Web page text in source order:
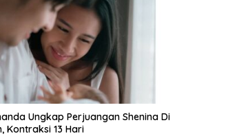
Ungkap Perjuangan Shenina Di
Kontraksi 13 Hari